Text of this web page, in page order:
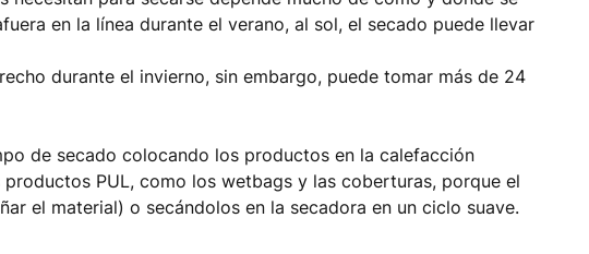
en la línea durante el verano, al sol, el secado puede llevar
durante el invierno, sin embargo, puede tomar más de 24
de secado colocando los productos en la calefacción
PUL, como los wetbags y las coberturas, porque el
el material) o secándolos en la secadora en un ciclo suave.